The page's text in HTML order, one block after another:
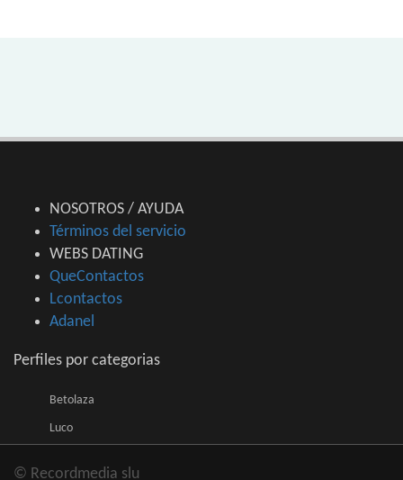
NOSOTROS / AYUDA
Términos del servicio
WEBS DATING
QueContactos
Lcontactos
Adanel
Perfiles por categorias
Betolaza
Luco
© Recordmedia slu